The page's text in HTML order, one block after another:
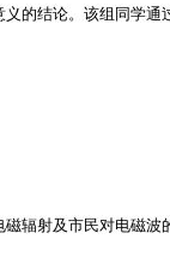
的结论。该组同学通
辐射及市民对电磁波